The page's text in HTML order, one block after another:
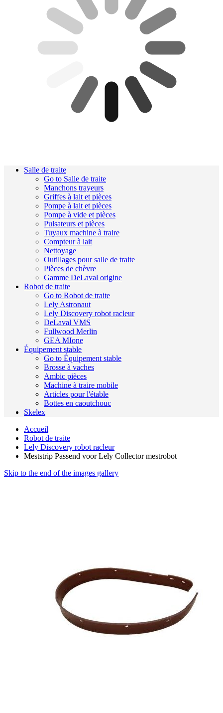
Salle de traite
Go to Salle de traite
Manchons trayeurs
Griffes à lait et pièces
Pompe à lait et pièces
Pompe à vide et pièces
Pulsateurs et pièces
Tuyaux machine à traire
Compteur à lait
Nettoyage
Outillages pour salle de traite
Pièces de chèvre
Gamme DeLaval origine
Robot de traite
Go to Robot de traite
Lely Astronaut
Lely Discovery robot racleur
DeLaval VMS
Fullwood Merlin
GEA MIone
Équipement stable
Go to Équipement stable
Brosse à vaches
Ambic pièces
Machine à traire mobile
Articles pour l'étable
Bottes en caoutchouc
Skelex
Accueil
Robot de traite
Lely Discovery robot racleur
Meststrip Passend voor Lely Collector mestrobot
Skip to the end of the images gallery